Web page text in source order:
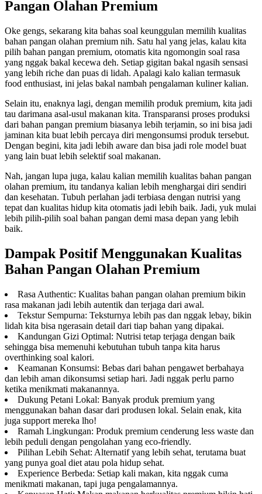
Pangan Olahan Premium
Oke gengs, sekarang kita bahas soal keunggulan memilih kualitas
bahan pangan olahan premium nih. Satu hal yang jelas, kalau kita
pilih bahan pangan premium, otomatis kita ngomongin soal rasa
yang nggak bakal kecewa deh. Setiap gigitan bakal ngasih sensasi
yang lebih riche dan puas di lidah. Apalagi kalo kalian termasuk
food enthusiast, ini jelas bakal nambah pengalaman kuliner kalian.
Selain itu, enaknya lagi, dengan memilih produk premium, kita jadi
tau darimana asal-usul makanan kita. Transparansi proses produksi
dari bahan pangan premium biasanya lebih terjamin, so ini bisa jadi
jaminan kita buat lebih percaya diri mengonsumsi produk tersebut.
Dengan begini, kita jadi lebih aware dan bisa jadi role model buat
yang lain buat lebih selektif soal makanan.
Nah, jangan lupa juga, kalau kalian memilih kualitas bahan pangan
olahan premium, itu tandanya kalian lebih menghargai diri sendiri
dan kesehatan. Tubuh perlahan jadi terbiasa dengan nutrisi yang
tepat dan kualitas hidup kita otomatis jadi lebih baik. Jadi, yuk mulai
lebih pilih-pilih soal bahan pangan demi masa depan yang lebih
baik.
Dampak Positif Menggunakan Kualitas
Bahan Pangan Olahan Premium
Rasa Authentic: Kualitas bahan pangan olahan premium bikin
rasa makanan jadi lebih autentik dan terjaga dari awal.
Tekstur Sempurna: Teksturnya lebih pas dan nggak lebay, bikin
lidah kita bisa ngerasain detail dari tiap bahan yang dipakai.
Kandungan Gizi Optimal: Nutrisi tetap terjaga dengan baik
sehingga bisa memenuhi kebutuhan tubuh tanpa kita harus
overthinking soal kalori.
Keamanan Konsumsi: Bebas dari bahan pengawet berbahaya
dan lebih aman dikonsumsi setiap hari. Jadi nggak perlu parno
ketika menikmati makanannya.
Dukung Petani Lokal: Banyak produk premium yang
menggunakan bahan dasar dari produsen lokal. Selain enak, kita
juga support mereka lho!
Ramah Lingkungan: Produk premium cenderung less waste dan
lebih peduli dengan pengolahan yang eco-friendly.
Pilihan Lebih Sehat: Alternatif yang lebih sehat, terutama buat
yang punya goal diet atau pola hidup sehat.
Experience Berbeda: Setiap kali makan, kita nggak cuma
menikmati makanan, tapi juga pengalamannya.